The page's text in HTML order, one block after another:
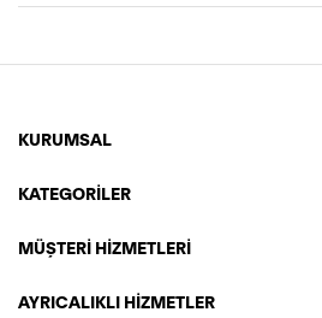
KURUMSAL
KATEGORİLER
MÜŞTERİ HİZMETLERİ
AYRICALIKLI HİZMETLER